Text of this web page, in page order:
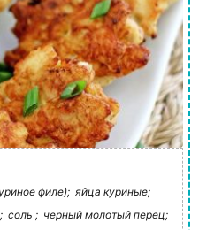
филе); яйца куриные;
соль ; черный молотый перец;